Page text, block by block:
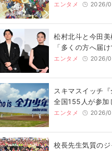
エンタメ 2026/
松村北斗と今田
「多くの方へ届
エンタメ 2026/
スキマスイッチ
全国155人が参加
エンタメ 2026/
校長先生気質の